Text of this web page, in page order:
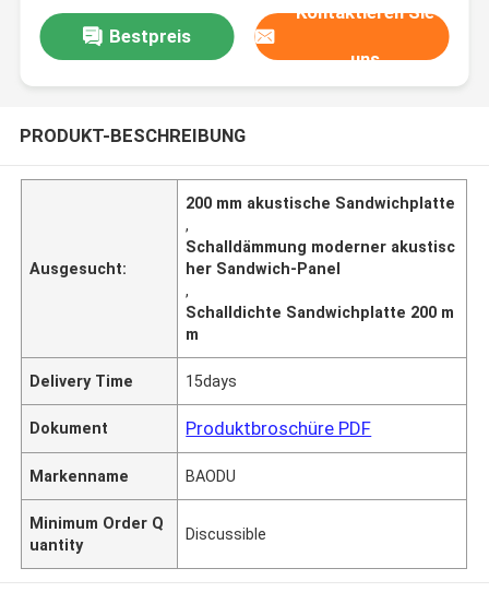
Bestpreis
Kontaktieren Sie
uns
PRODUKT-BESCHREIBUNG
Ausgesucht:
200 mm akustische Sandwichplatte
,
Schalldämmung moderner akustisc
her Sandwich-Panel
,
Schalldichte Sandwichplatte 200 m
m
Delivery Time 15days
Dokument Produktbroschüre PDF
Markenname BAODU
Minimum Order Q
uantity
Discussible